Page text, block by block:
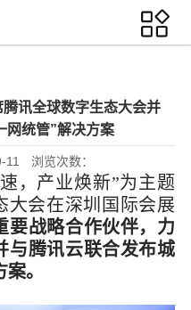
讯全球数字生态大会并
网统管”解决方案
11 浏览次数：
，产业焕新”为主题
大会在深圳国际会展
要战略合作伙伴，力
与腾讯云联合发布城
。